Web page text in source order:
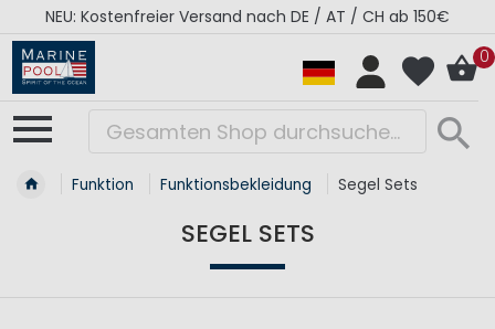
RÉGATES ROYALES Kollektion - Super Sale
0
Funktion Funktionsbekleidung Segel Sets
SEGEL SETS